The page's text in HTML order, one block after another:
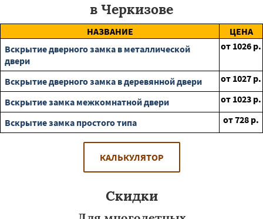
в Черкизове
НАЗВАНИЕ
ЦЕНА
Вскрытие дверного замка в металлической
двери
от 1026 р.
Вскрытие дверного замка в деревянной двери от 1027 р.
Вскрытие замка межкомнатной двери
от 1023 р.
Вскрытие замка простого типа
от728 р.
КАЛЬКУЛЯТОР
Скидки